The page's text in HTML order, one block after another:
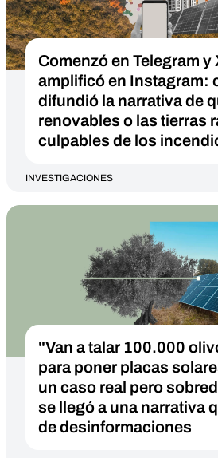
Comenzó en Telegram y
amplificó en Instagram:
difundió la narrativa de
renovables o las tierras
culpables de los
INVESTIGACIONES
"Van a talar 100.000
para poner placas
un caso real pero
se llegó a una narrativa
de desinformaciones